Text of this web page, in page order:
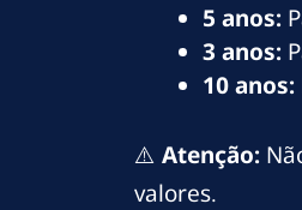
5 anos:
3 anos:
10 anos:
⚠️ Atenção:
valores.